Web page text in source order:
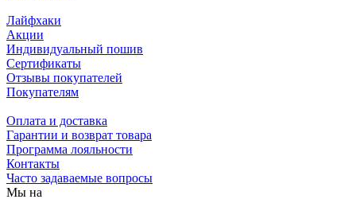
Лайфхаки
Акции
Индивидуальный пошив
Сертификаты
Отзывы покупателей
Покупателям
Оплата и доставка
Гарантии и возврат товара
Программа лояльности
Контакты
Часто задаваемые вопросы
Мы на